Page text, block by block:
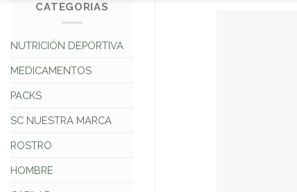
CATEGORIAS
NUTRICIÓN DEPORTIVA
MEDICAMENTOS
PACKS
SC NUESTRA MARCA
ROSTRO
HOMBRE